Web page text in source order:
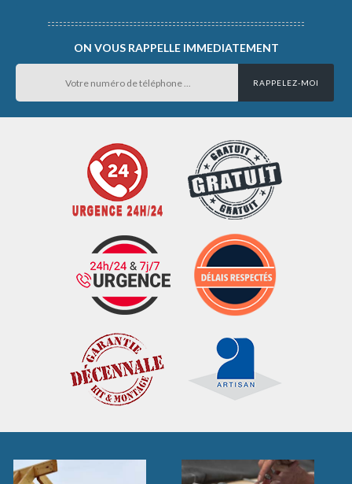
ON VOUS RAPPELLE IMMEDIATEMENT